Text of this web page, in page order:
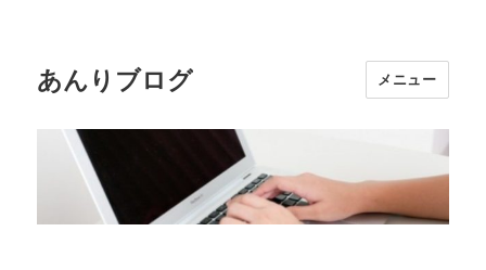
あんりブログ メニュー